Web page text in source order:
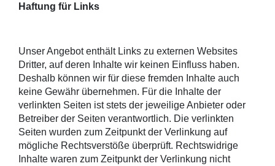
Haftung für Links
Unser Angebot enthält Links zu externen Websites
Dritter, auf deren Inhalte wir keinen Einfluss haben.
Deshalb können wir für diese fremden Inhalte auch
keine Gewähr übernehmen. Für die Inhalte der
verlinkten Seiten ist stets der jeweilige Anbieter oder
Betreiber der Seiten verantwortlich. Die verlinkten
Seiten wurden zum Zeitpunkt der Verlinkung auf
mögliche Rechtsverstöße überprüft. Rechtswidrige
Inhalte waren zum Zeitpunkt der Verlinkung nicht